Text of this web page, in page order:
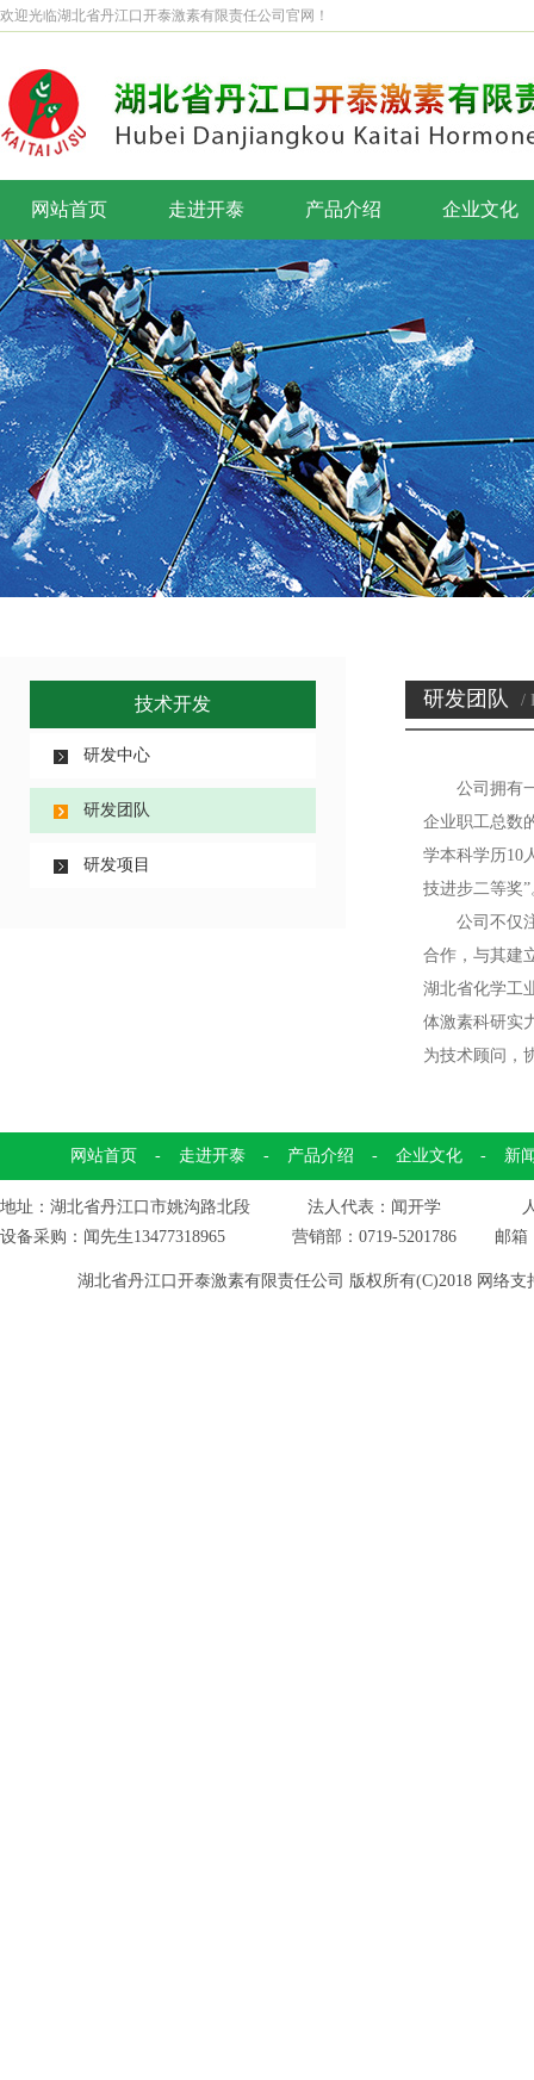
欢迎光临湖北省丹江口开泰激素有限责任公司官网！
网站首页 走进开泰
公司简介
董事长致辞
企业风采
产品介绍 企业文化
企业理念
企业标识
开泰之歌
技术开发
研发中心
研发团队
研发项目
研发团队 /
公司拥有
企业职工总数
学本科学历10
技进步二等奖”
公司不仅
合作，与其建
湖北省化学工
体激素科研实
为技术顾问，
网站首页 - 走进开泰 - 产品介绍 - 企业文化 - 新
地址：湖北省丹江口市姚沟路北段 法人代表：闻开学 人
设备采购：闻先生13477318965 营销部：0719-5201786 邮箱
湖北省丹江口开泰激素有限责任公司 版权所有(C)2018 网络支